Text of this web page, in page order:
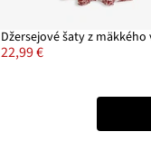
22,99 €